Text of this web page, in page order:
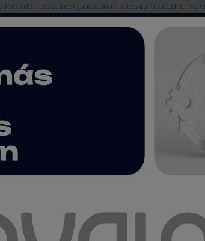
Knowde Cepsa reorganización Datos Europa CEFIC
el futuro del mantenimiento, la